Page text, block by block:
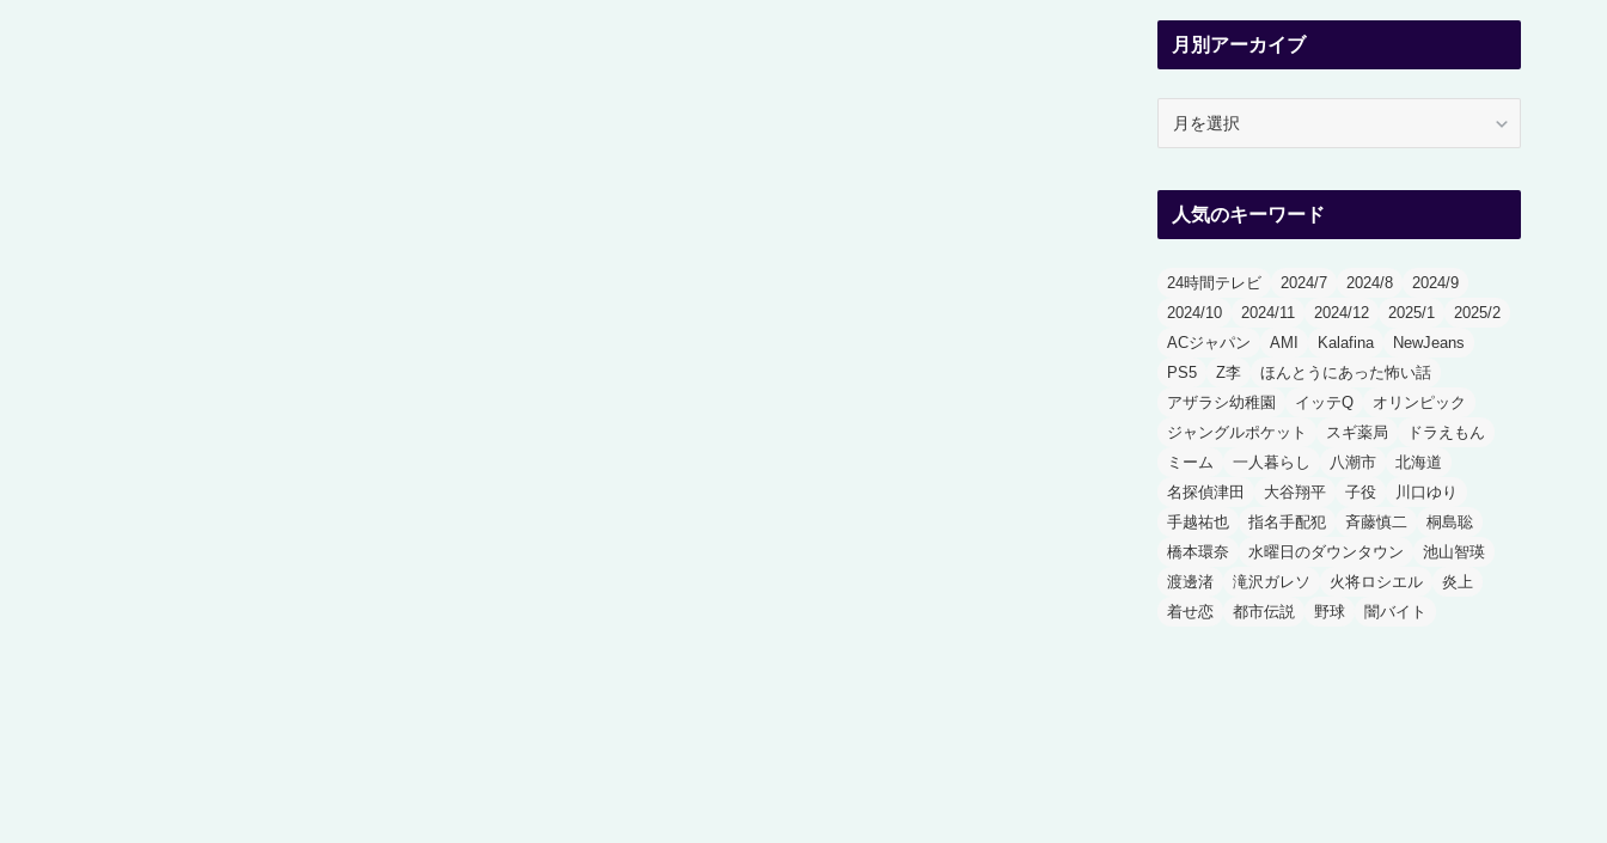
月別アーカイブ
ー
イ
人気のキーワード
24時間テレビ 2024/7 2024/8
2024/9
2024/10
2024/11 2024/12 2025/1
2025/2
ACジャパン
AMI Kalafina
NewJeans
PS5
Z李
ほんとうにあった怖い話
アザラシ幼稚園
イッテQ
オリンピック
ジャングルポケット
スギ薬局
ドラえもん
ミーム
一人暮らし 八潮市
北海道
名探偵津田
大谷翔平 子役
川口ゆり
手越祐也
指名手配犯 斉藤慎二
桐島聡
橋本環奈
水曜日のダウンタウン
池山智瑛
渡邊渚
滝沢ガレソ 火将ロシエル
炎上
着せ恋
都市伝説 野球 闇バイト